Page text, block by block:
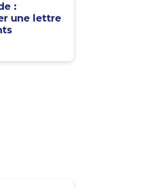
:
une lettre